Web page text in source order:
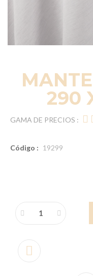
290
GAMA DE PRECIOS :
Código : 19299